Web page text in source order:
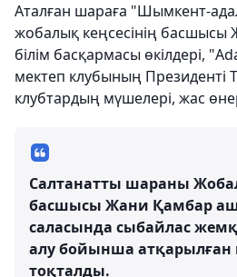
Аталған шараға "Шымкент-
жобалық кеңсесінің
білім басқармасы өкілдері,
мектеп клубының Президенті
клубтардың мүшелері, жас
Салтанатты шараны
басшысы Жани Қамбар
саласында сыбайлас
алу бойынша атқарылған
тоқталды.